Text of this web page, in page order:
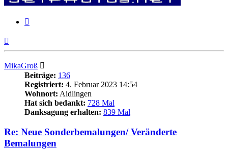
MikaGroß
Beiträge: 136
Registriert: 4. Februar 2023 14:54
Wohnort: Aidlingen
Hat sich bedankt: 728 Mal
Danksagung erhalten: 839 Mal
Re: Neue Sonderbemalungen/ Veränderte
Bemalungen